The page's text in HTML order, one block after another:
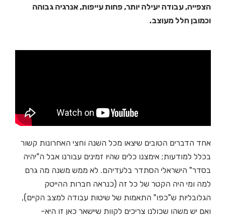
הצפייה, עבודה יעילה יותר, פחות עייפות, אנרגיה גבוהה
וכמובן חלל מעוצב.
אחד הדברים הטובים שיצאו מכל השנה וחצי האחרונות קשור
בכלל למודעות; אימצנו כלים שהיו זמינים עבורנו אבל ה"יהיה
בסדר" הישראלי הסתדר בלעדיהם. לא ממש משנה מה גרם
למה ומי היה הקטר של כל זה (כנראה חברות ההייטק
הגלובליות ש"כפו" התאמות של שיטות עבודה למצב הקיים),
ואם יש משהו שכולנו צריכים לקוות שיישאר כאן זו היא-